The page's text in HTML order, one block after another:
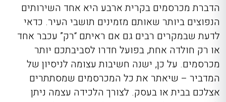
הדברת מכרסמים בקרית ארבע היא אחד השירותים
הנפוצים ביותר שאותם מזמינים תושבי העיר. כדאי
לדעת שבמקרים רבים גם אם ראיתם “רק” עכבר אחד
או רק חולדה אחת, בפועל חדרו לסביבתכם יותר
מכרסמים. על כן, ישנה חשיבות עצומה לניסיון של
המדביר – שיאתר את כל המכרסמים שמסתתרים
אצלכם בבית או בעסק. לצורך הלכידה עצמה ניתן